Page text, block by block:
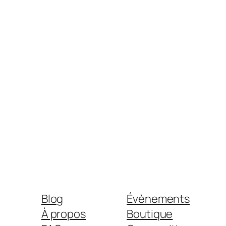
Blog
À propos
Évènements
Boutique